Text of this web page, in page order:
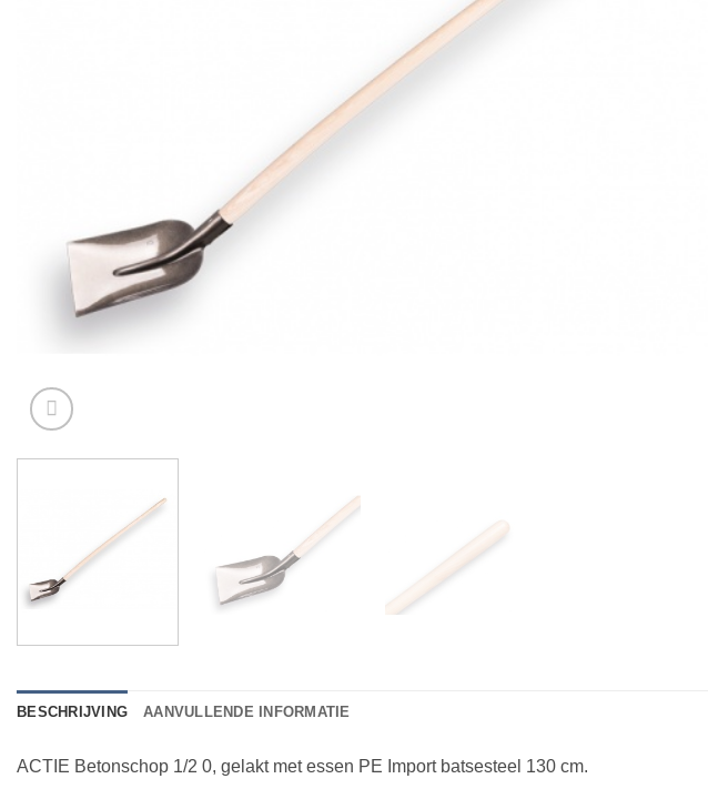
BESCHRIJVING AANVULLENDE INFORMATIE
ACTIE Betonschop 1/2 0, gelakt met essen PE Import batsesteel 130 cm.